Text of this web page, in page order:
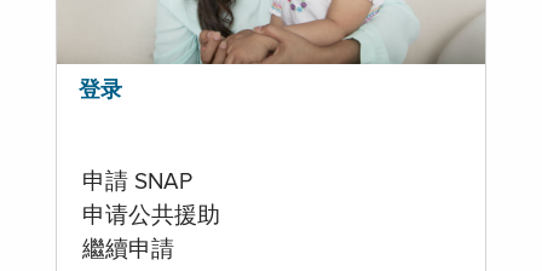
登录
申請 SNAP
申请公共援助
繼續申請